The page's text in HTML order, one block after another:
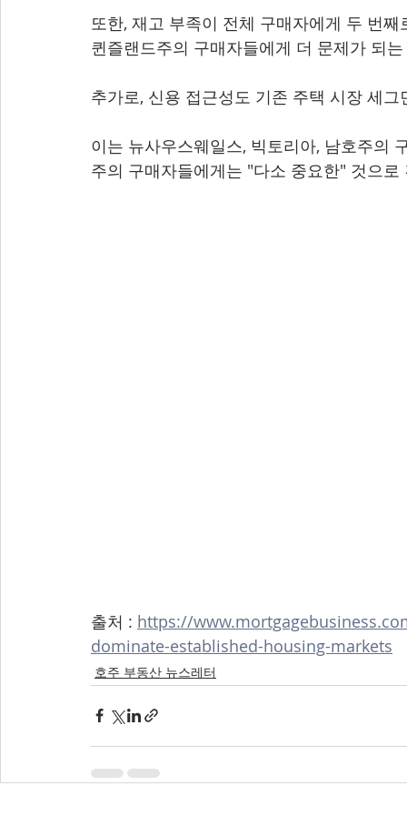
또한, 재고 부족이 전체 구매자에게 두 번
퀸즐랜드주의 구매자들에게 더 문제가 되
추가로, 신용 접근성도 기존 주택 시장 세
이는 뉴사우스웨일스, 빅토리아, 남호주의
주의 구매자들에게는 "다소 중요한" 것으로
출처 : https://
dominate-established-housing-markets
호주 부동산 뉴스레터